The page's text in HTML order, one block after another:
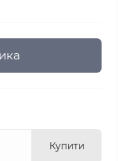
Купити